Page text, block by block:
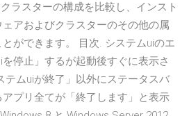
ラスターの構成を比較し、インスト
アおよびクラスターのその他の属
ができます。 目次. システムuiのエ
停止」するが起動後すぐに表示さ
テムuiが終了」以外にステータスバ
プリ全てが「終了します」と表示